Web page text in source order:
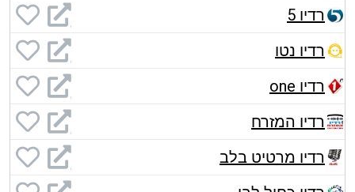
רדיו 5
רדיו נטו
רדיו one
רדיו המזרח
רדיו מרטיט בלב